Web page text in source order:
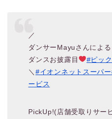
／
ダンサーMayuさんによる
ダンスお披露目
#ピッ
＼ #イオンネットスーパー
ービス
PickUp!(店舗受取りサー